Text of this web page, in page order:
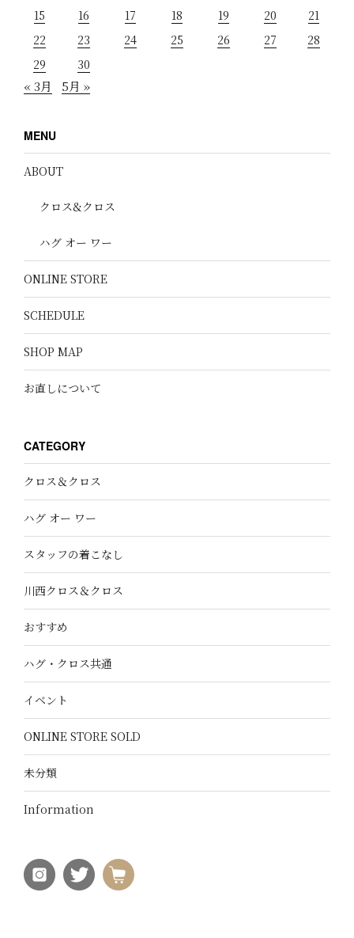
15
16 17 18 19 20
21
22
23 24 25 26 27
28
29
30
« 3月 5月 »
MENU
ABOUT
クロス&クロス
ハグ オー ワー
ONLINE STORE
SCHEDULE
SHOP MAP
お直しについて
CATEGORY
クロス＆クロス
ハグ オー ワー
スタッフの着こなし
川西クロス＆クロス
おすすめ
ハグ・クロス共通
イベント
ONLINE STORE SOLD
未分類
Information